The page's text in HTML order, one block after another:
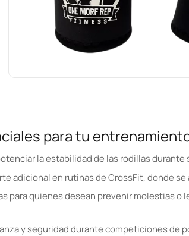
para tu
la estabilidad de las rodillas
adicional en rutinas de CrossFit, donde
para quienes desean prevenir molestias
y seguridad durante competiciones de